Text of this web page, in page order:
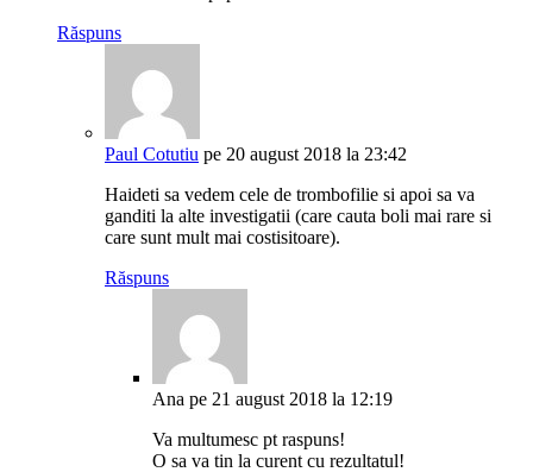
Răspuns
Paul Cotutiu pe 20 august 2018 la 23:42
Haideti sa vedem cele de trombofilie si apoi sa va
ganditi la alte investigatii (care cauta boli mai rare si
care sunt mult mai costisitoare).
Răspuns
Ana pe 21 august 2018 la 12:19
Va multumesc pt raspuns!
O sa va tin la curent cu rezultatul!